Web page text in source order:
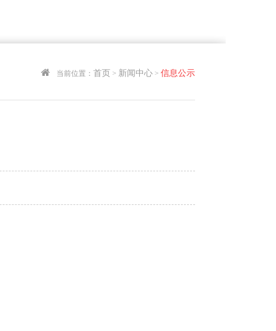
当前位置： 首页 > 新闻中心 > 信息公示